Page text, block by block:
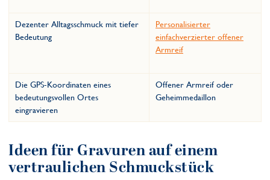
Dezenter Alltagsschmuck mit tiefer
Bedeutung
Personalisierter
einfachverzierter offener
Armreif
Die GPS-Koordinaten eines
bedeutungsvollen Ortes
eingravieren
Offener Armreif oder
Geheimmedaillon
Ideen für Gravuren auf einem
vertraulichen Schmuckstück